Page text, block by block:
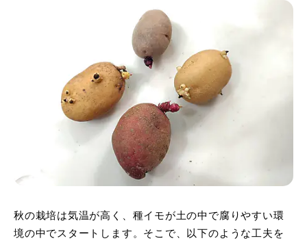
秋の栽培は気温が高く、種イモが土の中で腐りやすい環
境の中でスタートします。そこで、以下のような工夫を